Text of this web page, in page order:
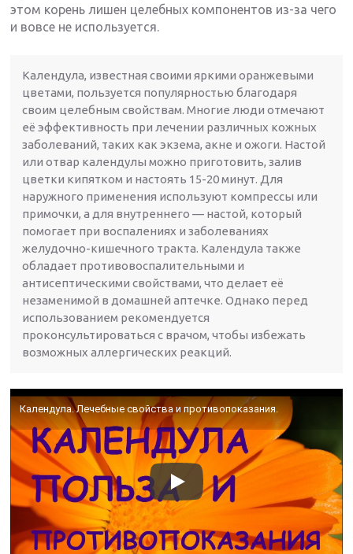
этом корень лишен целебных компонентов из-за чего
и вовсе не используется.
Календула, известная своими яркими оранжевыми
цветами, пользуется популярностью благодаря
своим целебным свойствам. Многие люди отмечают
её эффективность при лечении различных кожных
заболеваний, таких как экзема, акне и ожоги. Настой
или отвар календулы можно приготовить, залив
цветки кипятком и настоять 15-20 минут. Для
наружного применения используют компрессы или
примочки, а для внутреннего — настой, который
помогает при воспалениях и заболеваниях
желудочно-кишечного тракта. Календула также
обладает противовоспалительными и
антисептическими свойствами, что делает её
незаменимой в домашней аптечке. Однако перед
использованием рекомендуется
проконсультироваться с врачом, чтобы избежать
возможных аллергических реакций.
Календула. Лечебные свойства и противопоказания.